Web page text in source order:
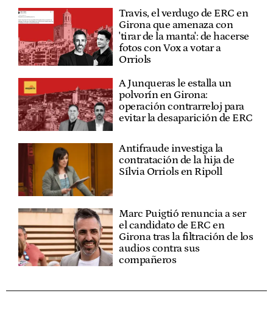
Travis, el verdugo de ERC en
Girona que amenaza con
'tirar de la manta': de hacerse
fotos con Vox a votar a
Orriols
A Junqueras le estalla un
polvorín en Girona:
operación contrarreloj para
evitar la desaparición de ERC
Antifraude investiga la
contratación de la hija de
Sílvia Orriols en Ripoll
Marc Puigtió renuncia a ser
el candidato de ERC en
Girona tras la filtración de los
audios contra sus
compañeros